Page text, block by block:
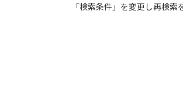
「検索条件」を変更し再検索